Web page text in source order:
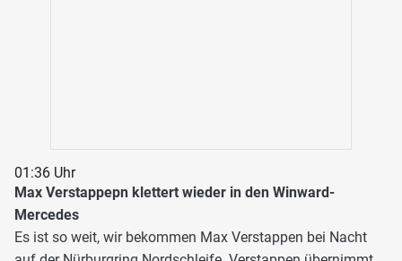
01:36 Uhr
Max Verstappepn klettert wieder in den Winward-
Mercedes
Es ist so weit, wir bekommen Max Verstappen bei Nacht